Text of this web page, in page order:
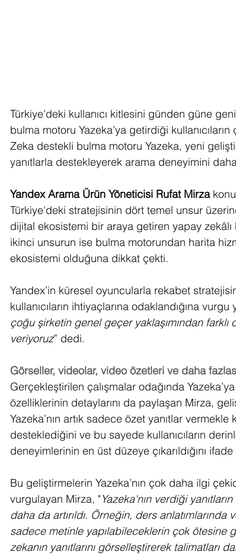
Türkiye'deki kullanıcı kitlesini günden güne
bulma motoru Yazeka’ya getirdiği
Zeka destekli bulma motoru Yazeka, yeni
yanıtlarla destekleyerek arama deneyimini
Yandex Arama Ürün Yöneticisi Rufat Mirza
Türkiye'deki stratejisinin dört temel unsur
dijital ekosistemi bir araya getiren yapay
ikinci unsurun ise bulma motorundan harita
ekosistemi olduğuna dikkat çekti.
Yandex’in küresel oyuncularla rekabet
kullanıcıların ihtiyaçlarına odaklandığına
çoğu şirketin genel geçer yaklaşımından
veriyoruz” dedi.
Görseller, videolar, video özetleri ve daha
Gerçekleştirilen çalışmalar odağında
özelliklerinin detaylarını da paylaşan Mirza,
Yazeka’nın artık sadece özet yanıtlar vermekle
desteklediğini ve bu sayede kullanıcıların
deneyimlerinin en üst düzeye çıkarıldığını
Bu geliştirmelerin Yazeka’nın çok daha ilgi
vurgulayan Mirza, "Yazeka'nın verdiği
daha da artırıldı. Örneğin, ders
sadece metinle yapılabileceklerin çok ötesine
zekanın yanıtlarını görselleştirerek talimatları